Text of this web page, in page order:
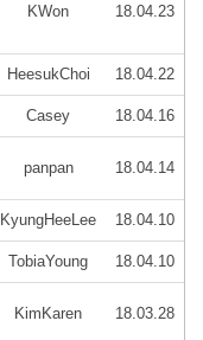
KWon 18.04.23
HeesukChoi 18.04.22
Casey 18.04.16
panpan 18.04.14
KyungHeeLee 18.04.10
TobiaYoung 18.04.10
KimKaren 18.03.28